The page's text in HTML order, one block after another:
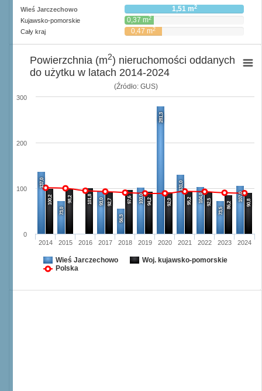
Wieś Jarczechowo 1,51 m2
Kujawsko-pomorskie 0,37 m2
Cały kraj 0,47 m2
(Źródło: GUS)
137,0
73,0
93,0
56,3
103,0
281,3
131,0
104,0
73,5
107,0
100,2 98,2 101,8 92,7 97,6 94,2 92,0 95,2 92,5 86,2 90,8
2014 2015 2016 2017 2018 2019 2020 2021 2022 2023 2024
0
100
200
300
Powierzchnia (m2) nieruchomości oddanych
do użytku w latach 2014-2024
Wieś Jarczechowo
Woj. kujawsko-pomorskie
Polska